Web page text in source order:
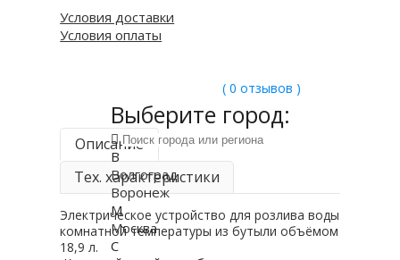
Условия доставки
Условия оплаты
( 0 отзывов )
Описание
Тех. характеристики
Электрическое устройство для розлива воды
комнатной температуры из бутыли объёмом
18,9 л.
Выберите город:
В
Волгоград
Воронеж
М
Москва
С